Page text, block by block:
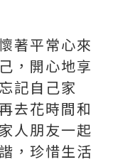
著平常心來
，開心地享
記自己家
去花時間和
人朋友一起
，珍惜生活